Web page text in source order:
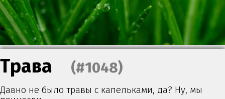
Трава (#1048)
Давно не было травы с капельками, да? Ну, мы